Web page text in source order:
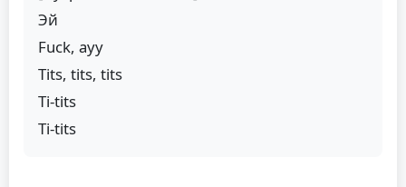
Эй
Fuck, ayy
Tits, tits, tits
Ti-tits
Ti-tits